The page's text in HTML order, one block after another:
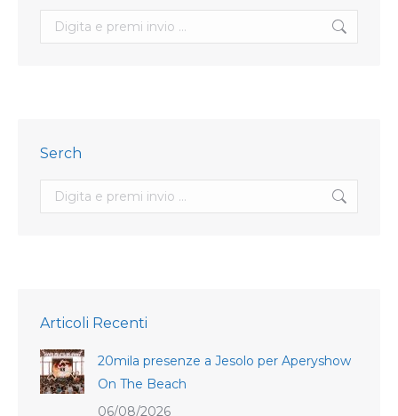
Search:
Serch
Search:
Articoli Recenti
20mila presenze a Jesolo per Aperyshow
On The Beach
06/08/2026